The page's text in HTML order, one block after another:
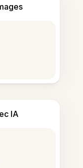
IA